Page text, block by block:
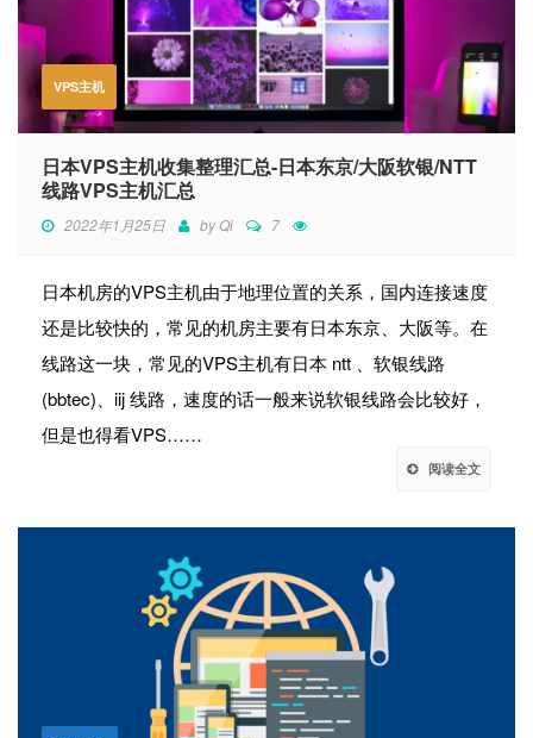
VPS主机
日本VPS主机收集整理汇总-日本东京/大阪软银/NTT
线路VPS主机汇总
2022年1月25日 byQi 7
日本机房的VPS主机由于地理位置的关系，国内连接速度
还是比较快的，常见的机房主要有日本东京、大阪等。在
线路这一块，常见的VPS主机有日本 ntt 、软银线路
(bbtec)、iij 线路，速度的话一般来说软银线路会比较好，
但是也得看VPS……
阅读全文